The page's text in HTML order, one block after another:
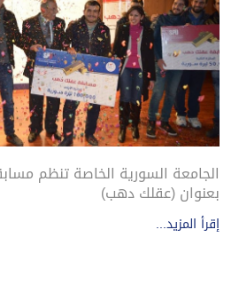
الجامعة السورية الخاصة تنظم
بعنوان (عقلك دهب)
إقرأ المزيد...